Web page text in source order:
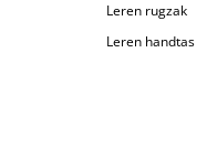
Leren rugzak
Leren handtas